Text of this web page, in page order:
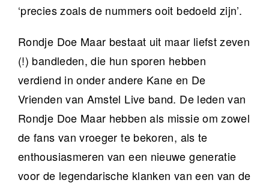
‘precies zoals de nummers ooit bedoeld zijn’.
Rondje Doe Maar bestaat uit maar liefst zeven
(!) bandleden, die hun sporen hebben
verdiend in onder andere Kane en De
Vrienden van Amstel Live band. De leden van
Rondje Doe Maar hebben als missie om zowel
de fans van vroeger te bekoren, als te
enthousiasmeren van een nieuwe generatie
voor de legendarische klanken van een van de